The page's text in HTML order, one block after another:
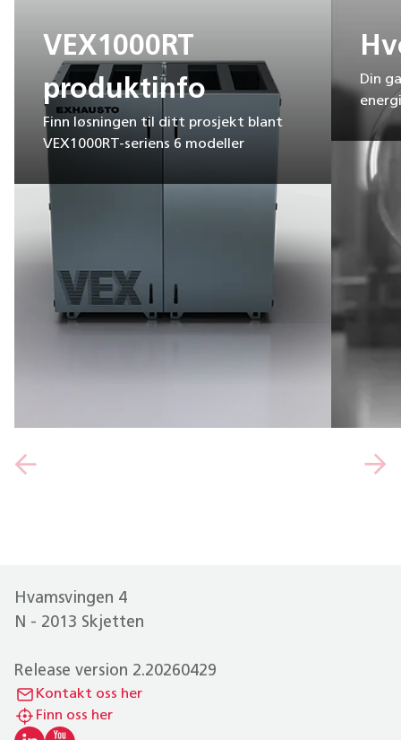
VEX1000RT
produktinfo
Finn løsningen til ditt prosjekt blant
VEX1000RT-seriens 6 modeller
Din
Hvamsvingen 4
N - 2013 Skjetten
Release version 2.20260429
Kontakt oss her
Finn oss her